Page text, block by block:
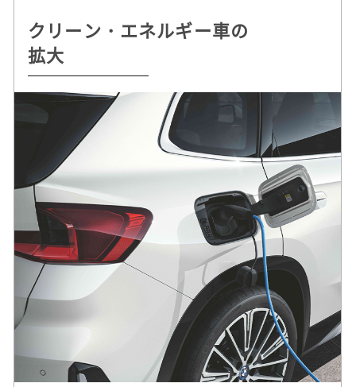
クリーン・エネルギー車の
拡大
持続可能な
クルマづくりを追求
自動運転 /
デジタル・サービスの革新
ドライビング・プレジャー
へのこだわり